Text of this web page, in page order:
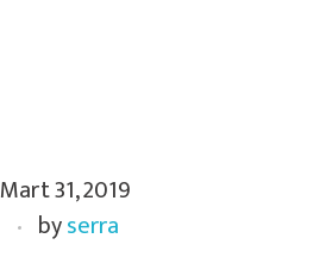
Mart 31, 2019
byserra